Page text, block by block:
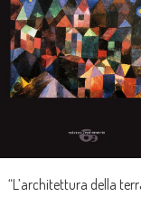
“L’architettura della